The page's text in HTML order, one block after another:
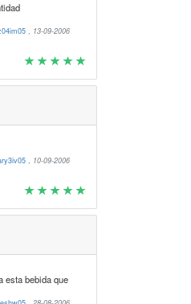
, 13-09-2006
, 10-09-2006
esta bebida que